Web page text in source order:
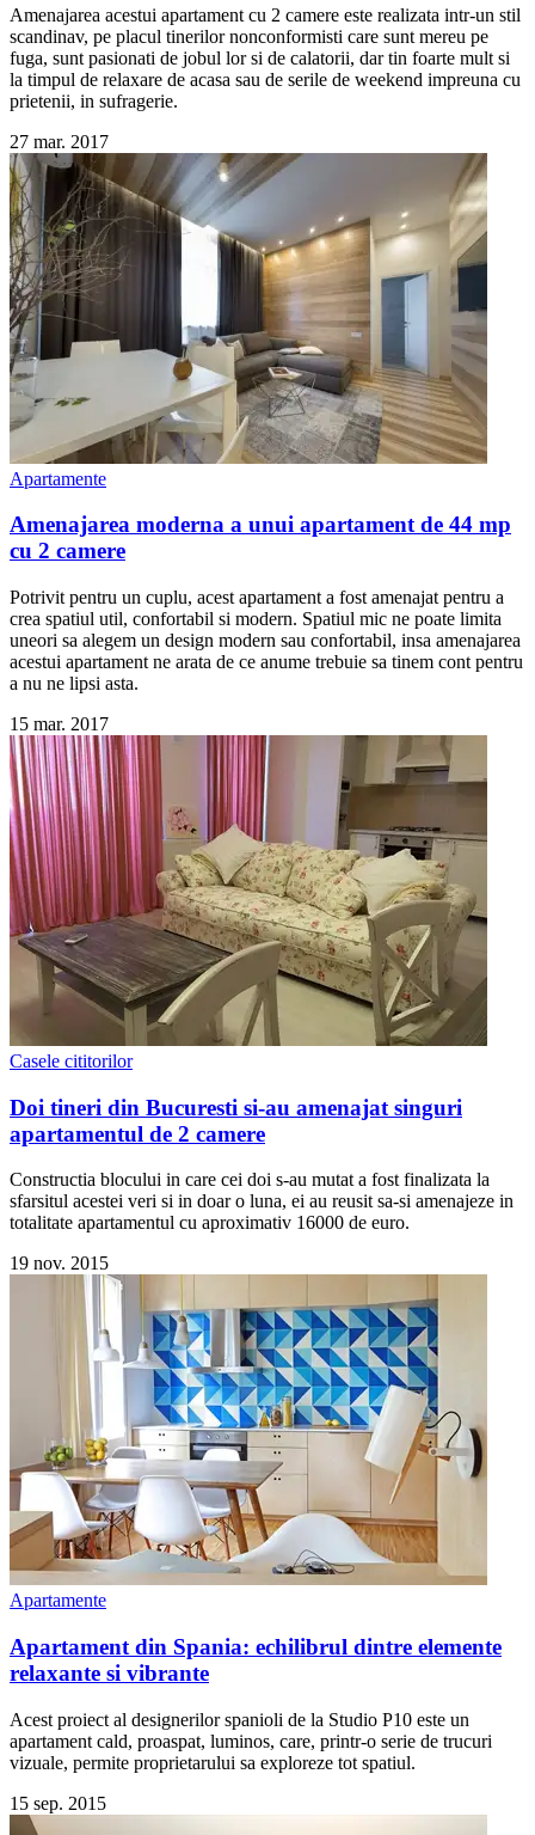
Amenajarea acestui apartament cu 2 camere este realizata intr-un stil
scandinav, pe placul tinerilor nonconformisti care sunt mereu pe
fuga, sunt pasionati de jobul lor si de calatorii, dar tin foarte mult si
la timpul de relaxare de acasa sau de serile de weekend impreuna cu
prietenii, in sufragerie.
27 mar. 2017
Apartamente
Amenajarea moderna a unui apartament de 44 mp
cu 2 camere
Potrivit pentru un cuplu, acest apartament a fost amenajat pentru a
crea spatiul util, confortabil si modern. Spatiul mic ne poate limita
uneori sa alegem un design modern sau confortabil, insa amenajarea
acestui apartament ne arata de ce anume trebuie sa tinem cont pentru
a nu ne lipsi asta.
15 mar. 2017
Casele cititorilor
Doi tineri din Bucuresti si-au amenajat singuri
apartamentul de 2 camere
Constructia blocului in care cei doi s-au mutat a fost finalizata la
sfarsitul acestei veri si in doar o luna, ei au reusit sa-si amenajeze in
totalitate apartamentul cu aproximativ 16000 de euro.
19 nov. 2015
Apartamente
Apartament din Spania: echilibrul dintre elemente
relaxante si vibrante
​Acest proiect al designerilor spanioli de la Studio P10 este un
apartament cald, proaspat, luminos, care, printr-o serie de trucuri
vizuale, permite proprietarului sa exploreze tot spatiul.
15 sep. 2015